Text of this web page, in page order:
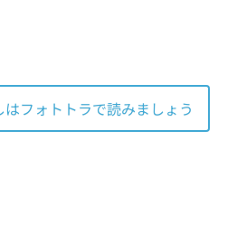
フォトトラで読みましょう